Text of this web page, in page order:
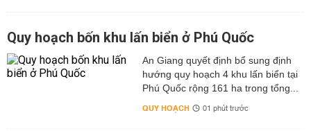
Quy hoạch bốn khu lấn biển ở Phú Quốc
An Giang quyết định bổ sung định
hướng quy hoạch 4 khu lấn biển tại
Phú Quốc rộng 161 ha trong tổng...
QUY HOẠCH 01 phút trước